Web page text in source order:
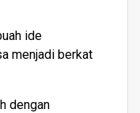
ide
menjadi berkat
dengan